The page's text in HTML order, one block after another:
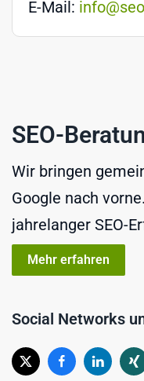
E-Mail:
SEO-
Wir bringen
Google nach
jahrelanger SEO-
Mehr erfahren
Social Networks